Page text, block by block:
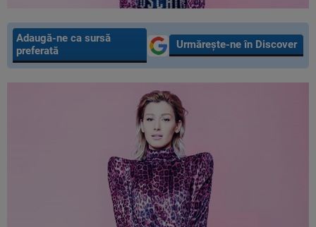
Adaugă-ne ca sursă
preferată
Urmărește-ne în Discover